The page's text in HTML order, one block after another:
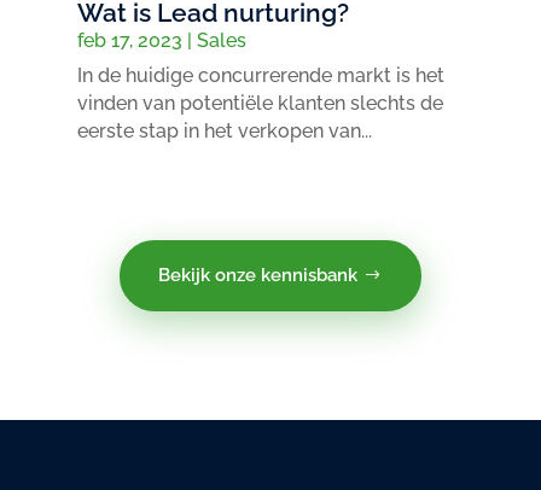
Wat is Lead nurturing?
feb 17, 2023 | Sales
In de huidige concurrerende markt is het
vinden van potentiële klanten slechts de
eerste stap in het verkopen van...
Bekijk onze kennisbank